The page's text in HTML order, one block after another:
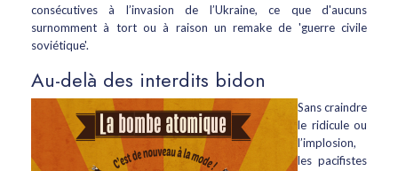
consécutives à l’invasion de l’Ukraine, ce que d'aucuns
surnomment à tort ou à raison un remake de 'guerre civile
soviétique'.
Au-delà des interdits bidon
Sans craindre
le ridicule ou
l’implosion,
les pacifistes